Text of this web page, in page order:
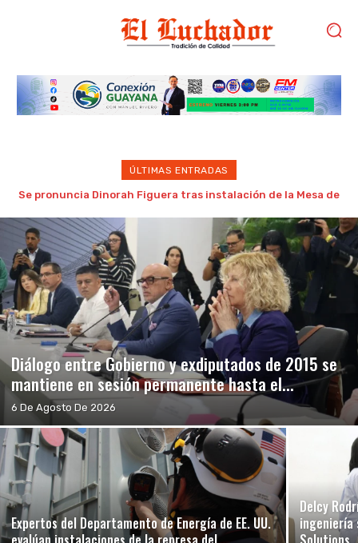
ÚLTIMAS ENTRADAS
Gobierno de Trump considera como “una oportunidad única”
Diálogo entre Gobierno y exdiputados de 2015 se
mantiene en sesión permanente hasta el...
6 De Agosto De 2026
Expertos del Departamento de Energía de EE. UU.
Delcy
ingeniería